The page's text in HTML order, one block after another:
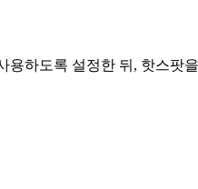
하도록 설정한 뒤, 핫스